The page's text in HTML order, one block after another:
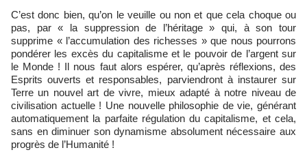
C’est donc bien, qu’on le veuille ou non et que cela choque ou
pas, par « la suppression de l’héritage » qui, à son tour
supprime « l’accumulation des richesses » que nous pourrons
pondérer les excès du capitalisme et le pouvoir de l’argent sur
le Monde ! Il nous faut alors espérer, qu’après réflexions, des
Esprits ouverts et responsables, parviendront à instaurer sur
Terre un nouvel art de vivre, mieux adapté à notre niveau de
civilisation actuelle ! Une nouvelle philosophie de vie, générant
automatiquement la parfaite régulation du capitalisme, et cela,
sans en diminuer son dynamisme absolument nécessaire aux
progrès de l’Humanité !